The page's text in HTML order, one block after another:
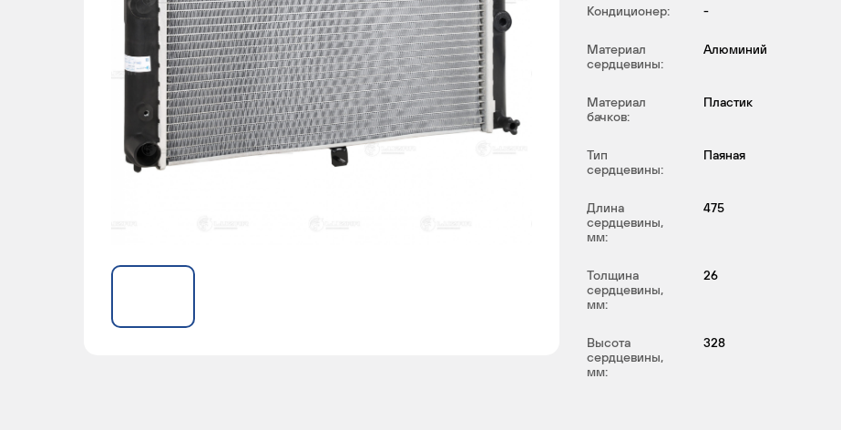
Кондиционер: -
Материал
сердцевины:
Алюминий
Материал
бачков:
Пластик
Тип
сердцевины:
Паяная
Длина
сердцевины,
мм:
475
Толщина
сердцевины,
мм:
26
Высота
сердцевины,
мм:
328